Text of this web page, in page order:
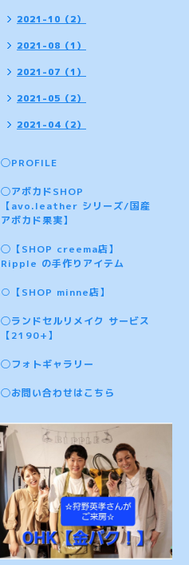
2021-10（2）
2021-08（1）
2021-07（1）
2021-05（2）
2021-04（2）
◯PROFILE
◯アボカドSHOP
【avo.leather シリーズ/国産
アボカド果実】
◯【SHOP creema店】
Ripple の手作りアイテム
○【SHOP minne店】
◯ランドセルリメイク サービス
【2190+】
◯フォトギャラリー
◯お問い合わせはこちら